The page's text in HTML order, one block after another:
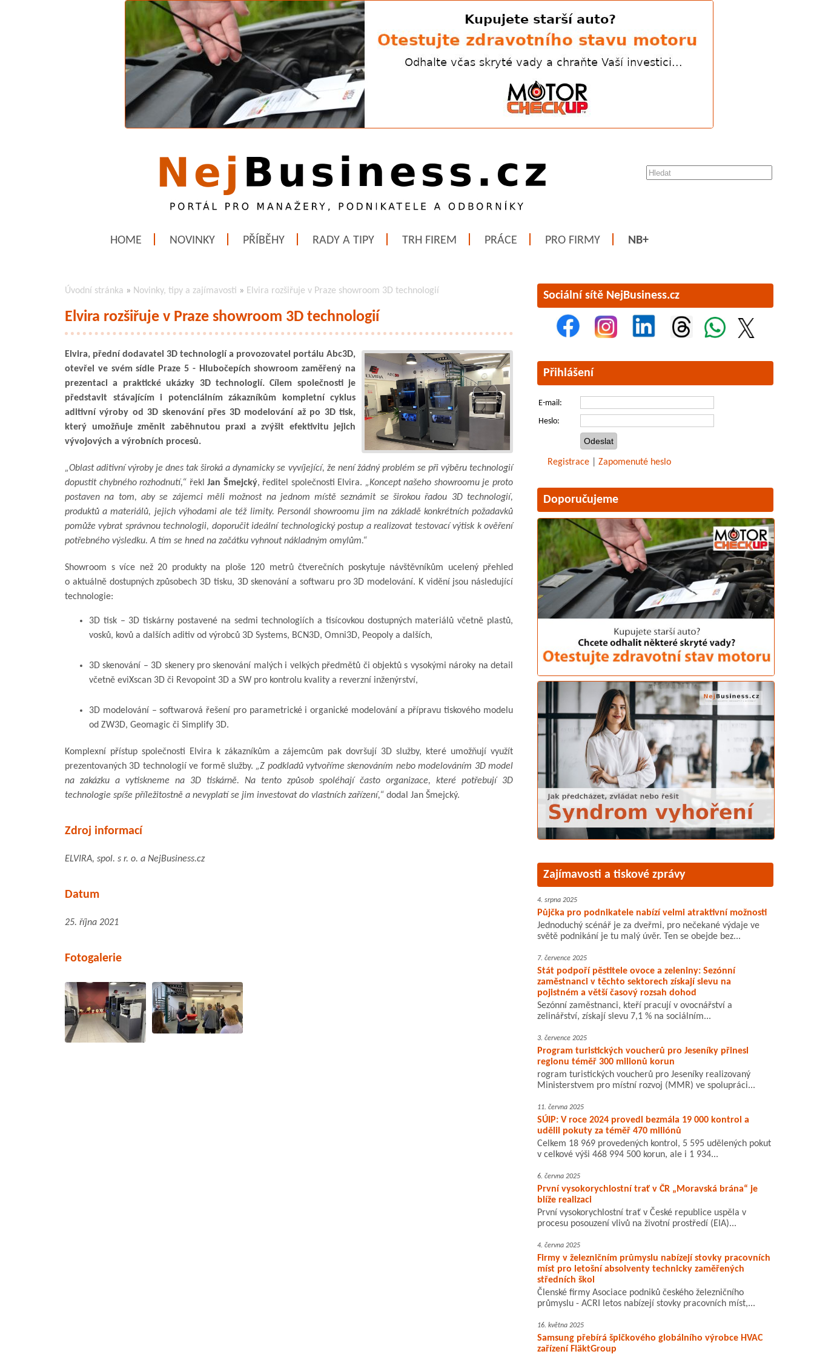
HOME NOVINKY PŘÍBĚHY RADY A TIPY TRH FIREM PRÁCE PRO FIRMY NB+
Úvodní stránka » Novinky, tipy a zajímavosti » Elvira rozšiřuje v Praze showroom 3D technologií
Elvira rozšiřuje v Praze showroom 3D technologií
Elvira, přední dodavatel 3D technologií a provozovatel portálu Abc3D,
otevřel ve svém sídle Praze 5 - Hlubočepích showroom zaměřený na
prezentaci a praktické ukázky 3D technologií. Cílem společnosti je
představit stávajícím i potenciálním zákazníkům kompletní cyklus
aditivní výroby od 3D skenování přes 3D modelování až po 3D tisk,
který umožňuje změnit zaběhnutou praxi a zvýšit efektivitu jejich
vývojových a výrobních procesů.
„Oblast aditivní výroby je dnes tak široká a dynamicky se vyvíjející, že není žádný problém se při výběru technologií
dopustit chybného rozhodnutí,“ řeklJan Šmejcký, ředitel společnosti Elvira. „Koncept našeho showroomu je proto
postaven na tom, aby se zájemci měli možnost na jednom místě seznámit se širokou řadou 3D technologií,
produktů a materiálů, jejich výhodami ale též limity. Personál showroomu jim na základě konkrétních požadavků
pomůže vybrat správnou technologii, doporučit ideální technologický postup a realizovat testovací výtisk k ověření
potřebného výsledku. A tím se hned na začátku vyhnout nákladným omylům.“
Showroom s více než 20 produkty na ploše 120 metrů čtverečních poskytuje návštěvníkům ucelený přehled
o aktuálně dostupných způsobech 3D tisku, 3D skenování a softwaru pro 3D modelování. K vidění jsou následující
technologie:
3D tisk – 3D tiskárny postavené na sedmi technologiích a tisícovkou dostupných materiálů včetně plastů,
vosků, kovů a dalších aditiv od výrobců 3D Systems, BCN3D, Omni3D, Peopoly a dalších,
3D skenování – 3D skenery pro skenování malých i velkých předmětů či objektů s vysokými nároky na detail
včetně eviXscan 3D či Revopoint 3D a SW pro kontrolu kvality a reverzní inženýrství,
3D modelování – softwarová řešení pro parametrické i organické modelování a přípravu tiskového modelu
od ZW3D, Geomagic či Simplify 3D.
Komplexní přístup společnosti Elvira k zákazníkům a zájemcům pak dovršují 3D služby, které umožňují využít
prezentovaných 3D technologií ve formě služby. „Z podkladů vytvoříme skenováním nebo modelováním 3D model
na zakázku a vytiskneme na 3D tiskárně. Na tento způsob spoléhají často organizace, které potřebují 3D
technologie spíše příležitostně a nevyplatí se jim investovat do vlastních zařízení,“ dodal Jan Šmejcký.
Zdroj informací
ELVIRA, spol. s r. o. a NejBusiness.cz
Datum
25. října 2021
Fotogalerie
Sociální sítě NejBusiness.cz
Přihlášení
E-mail:
Heslo:
Registrace Zapomenuté heslo
Doporučujeme
Zajímavosti a tiskové zprávy
4. srpna 2025
Půjčka pro podnikatele nabízí velmi atraktivní možnosti
Jednoduchý scénář je za dveřmi, pro nečekané výdaje ve
světě podnikání je tu malý úvěr. Ten se obejde bez...
7. července 2025
Stát podpoří pěstitele ovoce a zeleniny: Sezónní
zaměstnanci v těchto sektorech získají slevu na
pojistném a větší časový rozsah dohod
Sezónní zaměstnanci, kteří pracují v ovocnářství a
zelinářství, získají slevu 7,1 % na sociálním...
3. července 2025
Program turistických voucherů pro Jeseníky přinesl
regionu téměř 300 milionů korun
rogram turistických voucherů pro Jeseníky realizovaný
Ministerstvem pro místní rozvoj (MMR) ve spolupráci...
11. června 2025
SÚIP: V roce 2024 provedl bezmála 19 000 kontrol a
udělil pokuty za téměř 470 miliónů
Celkem 18 969 provedených kontrol, 5 595 udělených pokut
v celkové výši 468 994 500 korun, ale i 1 934...
6. června 2025
První vysokorychlostní trať v ČR „Moravská brána“ je
blíže realizaci
První vysokorychlostní trať v České republice uspěla v
procesu posouzení vlivů na životní prostředí (EIA)...
4. června 2025
Firmy v železničním průmyslu nabízejí stovky pracovních
míst pro letošní absolventy technicky zaměřených
středních škol
Členské firmy Asociace podniků českého železničního
průmyslu - ACRI letos nabízejí stovky pracovních míst,...
16. května 2025
Samsung přebírá špičkového globálního výrobce HVAC
zařízení FläktGroup